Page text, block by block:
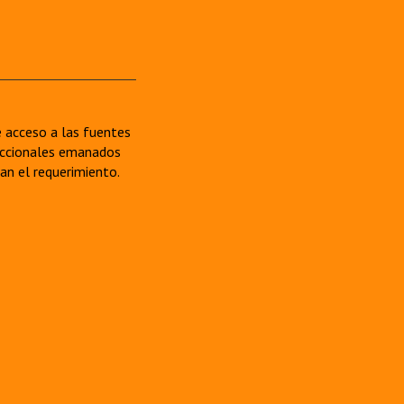
acceso a las fuentes
emanados
el requerimiento.